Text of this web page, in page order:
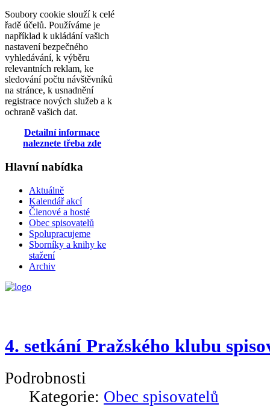
Soubory cookie slouží k celé
řadě účelů. Používáme je
například k ukládání vašich
nastavení bezpečného
vyhledávání, k výběru
relevantních reklam, ke
sledování počtu návštěvníků
na stránce, k usnadnění
registrace nových služeb a k
ochraně vašich dat.
Detailní informace
naleznete třeba zde
Hlavní nabídka
Aktuálně
Kalendář akcí
Členové a hosté
Obec spisovatelů
Spolupracujeme
Sborníky a knihy ke
stažení
Archiv
4. setkání Pražského klubu
Podrobnosti
Kategorie: Obec spisovatelů